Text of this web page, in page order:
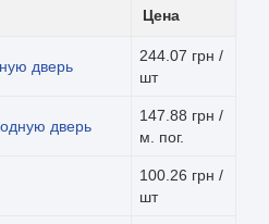
Цена
дверь
244.07 грн /
шт
дверь
147.88 грн /
м. пог.
100.26 грн /
шт